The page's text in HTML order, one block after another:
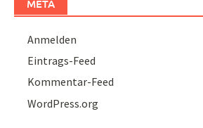
META
Anmelden
Eintrags-Feed
Kommentar-Feed
WordPress.org